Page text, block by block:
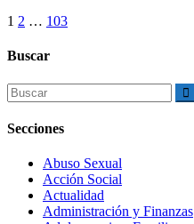
Navegación
de
Página
1 Página
2 … Página
103
Buscar
Buscar:
Secciones
Abuso Sexual
Acción Social
Actualidad
Administración y Finanzas